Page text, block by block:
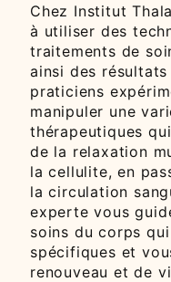
Chez Institut
à utiliser des
traitements de
ainsi des
praticiens
manipuler une
thérapeutiques
de la relaxation
la cellulite, en
la circulation
experte vous
soins du corps
spécifiques et
renouveau et de